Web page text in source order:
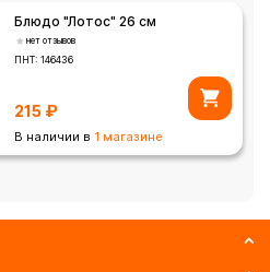
Блюдо "Лотос" 26 см
нет отзывов
ПНТ:146436
215 ₽
В наличии в 1 магазине